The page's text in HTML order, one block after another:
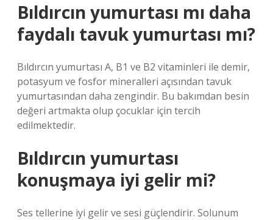
Bıldırcın yumurtası mı daha
faydalı tavuk yumurtası mı?
Bıldırcın yumurtası A, B1 ve B2 vitaminleri ile demir,
potasyum ve fosfor mineralleri açısından tavuk
yumurtasından daha zengindir. Bu bakımdan besin
değeri artmakta olup çocuklar için tercih
edilmektedir.
Bıldırcın yumurtası
konuşmaya iyi gelir mi?
Ses tellerine iyi gelir ve sesi güçlendirir. Solunum